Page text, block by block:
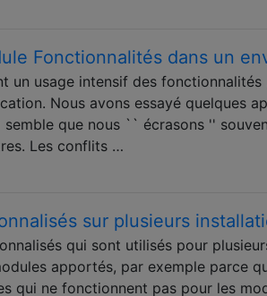
Fonctionnalités dans un
un usage intensif des
Nous avons essayé quelques
que nous `` écrasons ''
Les conflits …
sur plusieurs
qui sont utilisés pour
apportés, par exemple parce
qui ne fonctionnent pas pour les